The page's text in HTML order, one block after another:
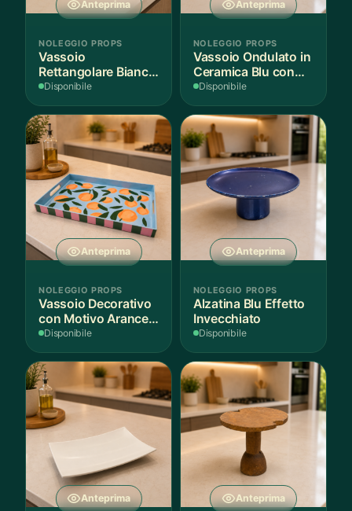
Anteprima
NOLEGGIO PROPS
Vassoio
Rettangolare Bianco
per Scenografie
Disponibile
Anteprima
NOLEGGIO PROPS
Vassoio Ondulato in
Ceramica Blu con
Bordo Dorato
Disponibile
Anteprima
NOLEGGIO PROPS
Vassoio Decorativo
con Motivo Arance e
Foglie
Disponibile
Anteprima
NOLEGGIO PROPS
Alzatina Blu Effetto
Invecchiato
Disponibile
Anteprima Anteprima